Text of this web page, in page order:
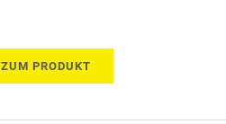
ZUM PRODUKT